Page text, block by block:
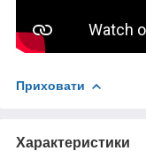
Приховати
Характеристики